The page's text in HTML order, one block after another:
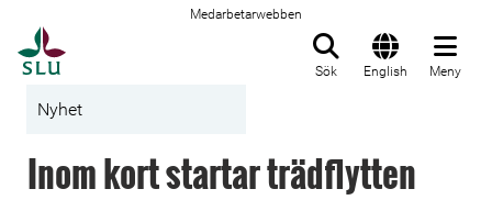
Medarbetarwebben
Sök English Meny
Nyhet
Inom kort startar trädflytten